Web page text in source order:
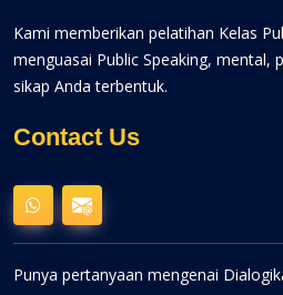
Kami memberikan pelatihan Kelas
menguasai Public Speaking, mental,
sikap Anda terbentuk.
Contact Us
Punya pertanyaan mengenai